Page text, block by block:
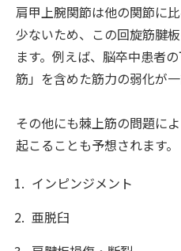
肩甲上腕関節は他の関節に
少ないため、この回旋筋腱
ます。例えば、脳卒中患者
筋」を含めた筋力の弱化が一
その他にも棘上筋の問題に
起こることも予想されます。
インピンジメント
亜脱臼